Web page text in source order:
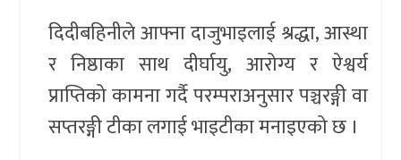
दिदीबहिनीले आफ्ना दाजुभाइलाई श्रद्धा, आस्था
र निष्ठाका साथ दीर्घायु, आरोग्य र ऐश्वर्य
प्राप्तिको कामना गर्दै परम्पराअनुसार पञ्चरङ्गी वा
सप्तरङ्गी टीका लगाई भाइटीका मनाइएको छ ।